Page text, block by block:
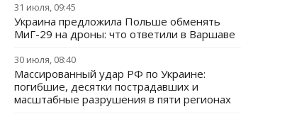
31 июля, 09:45
Украина предложила Польше обменять
МиГ-29 на дроны: что ответили в Варшаве
30 июля, 08:40
Массированный удар РФ по Украине:
погибшие, десятки пострадавших и
масштабные разрушения в пяти регионах